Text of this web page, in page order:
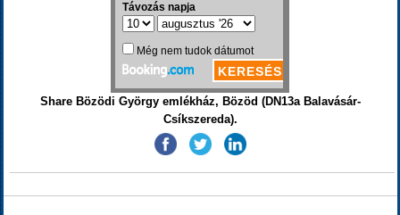
Share Bözödi György emlékház, Bözöd (DN13a Balavásár-
Csíkszereda).